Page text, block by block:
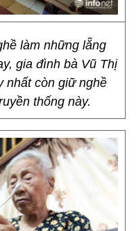
làm những lẵng
gia đình bà Vũ Thị
nhất còn giữ nghề
thống này.